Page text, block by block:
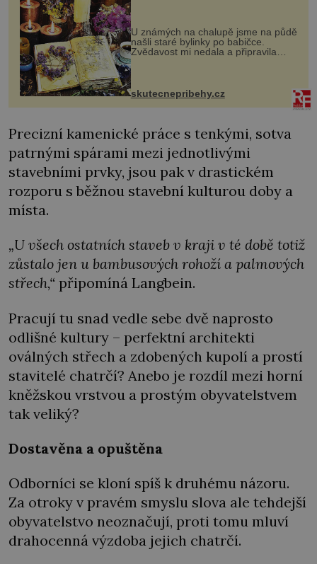
U známých na chalupě jsme na půdě
našli staré bylinky po babičce.
Zvědavost mi nedala a připravila
jsem si z nich lektvar… Zimní pobyt
na chalupě se pro mě vlastní vinou
změnil v děsivý zážitek, na kt...
skutecnepribehy.cz
Precizní kamenické práce s tenkými, sotva
patrnými spárami mezi jednotlivými
stavebními prvky, jsou pak v drastickém
rozporu s běžnou stavební kulturou doby a
místa.
„U všech ostatních staveb v kraji v té době totiž
zůstalo jen u bambusových rohoží a palmových
střech,“ připomíná Langbein.
Pracují tu snad vedle sebe dvě naprosto
odlišné kultury – perfektní architekti
oválných střech a zdobených kupolí a prostí
stavitelé chatrčí? Anebo je rozdíl mezi horní
kněžskou vrstvou a prostým obyvatelstvem
tak veliký?
Dostavěna a opuštěna
Odborníci se kloní spíš k druhému názoru.
Za otroky v pravém smyslu slova ale tehdejší
obyvatelstvo neoznačují, proti tomu mluví
drahocenná výzdoba jejich chatrčí.